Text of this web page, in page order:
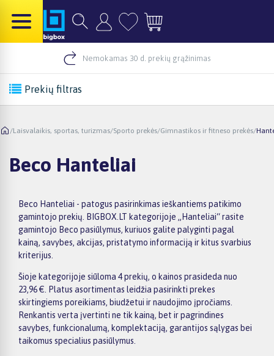
Nemokamas 30 d. prekių grąžinimas
Prekių filtras
/Laisvalaikis, sportas, turizmas/Sporto prekės/Gimnastikos ir fitneso prekės/
Beco Hanteliai
Beco Hanteliai - patogus pasirinkimas ieškantiems patikimo
gamintojo prekių. BIGBOX.LT kategorijoje „Hanteliai“ rasite
gamintojo Beco pasiūlymus, kuriuos galite palyginti pagal
kainą, savybes, akcijas, pristatymo informaciją ir kitus svarbius
kriterijus.
Šioje kategorijoje siūloma 4 prekių, o kainos prasideda nuo
23,96 €. Platus asortimentas leidžia pasirinkti prekes
skirtingiems poreikiams, biudžetui ir naudojimo įpročiams.
Renkantis verta įvertinti ne tik kainą, bet ir pagrindines
savybes, funkcionalumą, komplektaciją, garantijos sąlygas bei
taikomus specialius pasiūlymus.